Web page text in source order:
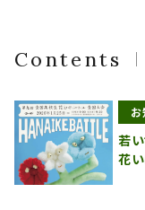
Contents
若
花